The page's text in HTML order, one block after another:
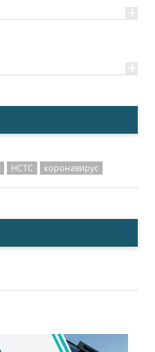
+
+
НСТС коронавирус